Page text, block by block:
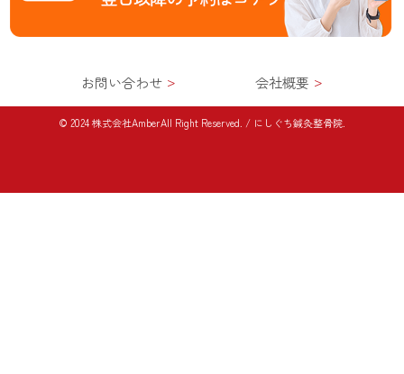
お問い合わせ 会社概要
© 2024 株式会社AmberAll Right Reserved. / にしぐち鍼灸整骨院.